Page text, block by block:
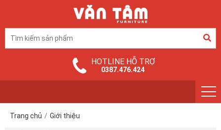
HOTLINE HỖ TRỢ
0387.476.424
Trang chủ Giới thiệu